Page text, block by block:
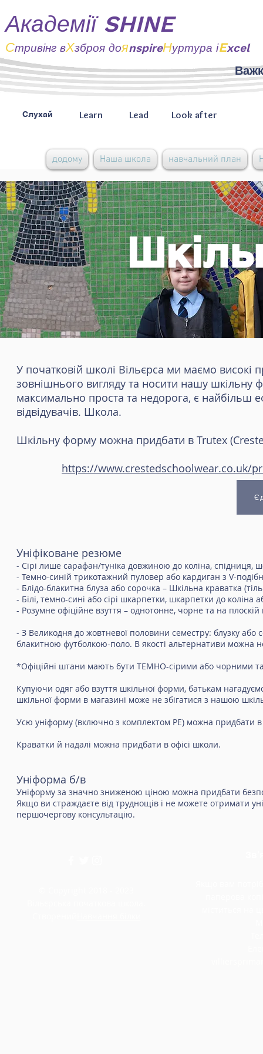
Академії SHINE
Стривінг вХзброя дояnspireНуртура іExcel
Слухай Learn Lead Look after
додому Наша школа навчальний план
У початковій школі Вільєрса ми маємо високі
зовнішнього вигляду та носити нашу
максимально проста та недорога, є найбільш
відвідувачів. Школа.
Шкільну форму можна придбати в Trutex
https://www.crestedschoolwear.co.uk/
Уніфіковане резюме
- Сірі лише сарафан/туніка довжиною до коліна,
- Темно-синій трикотажний пуловер або кардиган з V-
- Блідо-блакитна блуза або сорочка – Шкільна краватка
- Білі, темно-сині або сірі шкарпетки, шкарпетки до коліна
- Розумне офіційне взуття – однотонне, чорне та на
- З Великодня до жовтневої половини семестру: блузку
блакитною футболкою-поло. В якості альтернативи можна
*Офіційні штани мають бути ТЕМНО-сірими або чорними
Купуючи одяг або взуття шкільної форми, батькам
шкільної форми в магазині може не збігатися з нашою
Усю уніформу (включно з комплектом PE) можна придбати
Краватки й надалі можна придбати в офісі школи.
Уніформа б/в
Уніформу за значно зниженою ціною можна придбати
Якщо ви страждаєте від труднощів і не можете отримати
першочергову консультацію.